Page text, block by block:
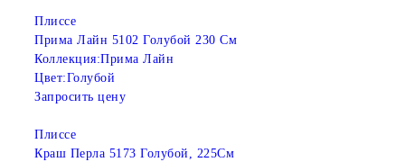
Плиссе
Прима Лайн 5102 Голубой 230 См
Коллекция:Прима Лайн
Цвет:Голубой
Запросить цену
Плиссе
Краш Перла 5173 Голубой, 225См